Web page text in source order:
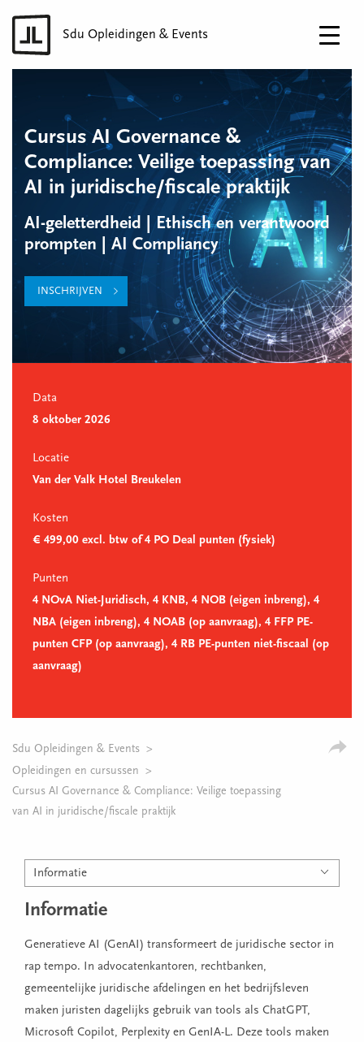
Sdu Opleidingen & Events
Cursus AI Governance &
Compliance: Veilige toepassing van
AI in juridische/fiscale praktijk
AI-geletterdheid | Ethisch en verantwoord
prompten | AI Compliancy
INSCHRIJVEN
Data
8 oktober 2026
Locatie
Van der Valk Hotel Breukelen
Kosten
€ 499,00 excl. btw of 4 PO Deal punten (fysiek)
Punten
4 NOvA Niet-Juridisch, 4 KNB, 4 NOB (eigen inbreng), 4
NBA (eigen inbreng), 4 NOAB (op aanvraag), 4 FFP PE-
punten CFP (op aanvraag), 4 RB PE-punten niet-fiscaal (op
aanvraag)
Sdu Opleidingen & Events
Opleidingen en cursussen
Cursus AI Governance & Compliance: Veilige toepassing
van AI in juridische/fiscale praktijk
Informatie
Informatie
Generatieve AI (GenAI) transformeert de juridische sector in
rap tempo. In advocatenkantoren, rechtbanken,
gemeentelijke juridische afdelingen en het bedrijfsleven
maken juristen dagelijks gebruik van tools als ChatGPT,
Microsoft Copilot, Perplexity en GenIA-L. Deze tools maken